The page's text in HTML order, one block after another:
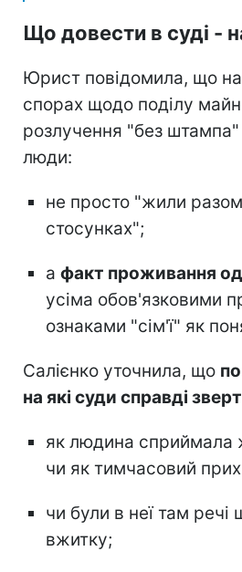
Що довести в суді -
Юрист повідомила, що
спорах щодо поділу
розлучення "без
люди:
не просто "жили
стосунках";
а факт проживання
усіма обов'язковими
ознаками "сім'ї" як
Салієнко уточнила, що
на які суди справді
як людина сприймала
чи як тимчасовий
чи були в неї там речі
вжитку;